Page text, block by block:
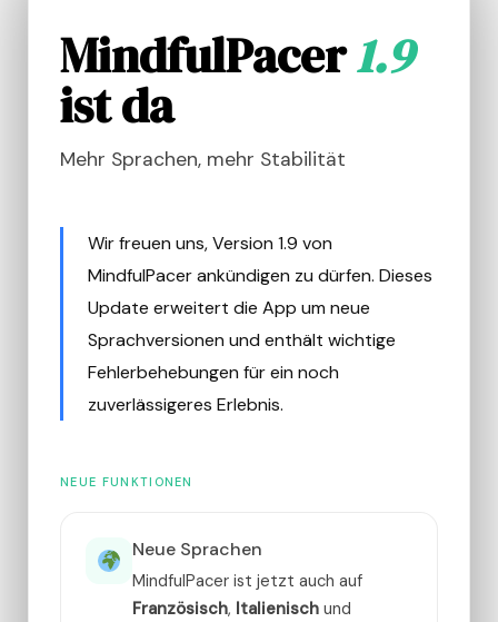
MindfulPacer1.9
ist da
Mehr Sprachen, mehr Stabilität
Wir freuen uns, Version 1.9 von
MindfulPacer ankündigen zu dürfen. Dieses
Update erweitert die App um neue
Sprachversionen und enthält wichtige
Fehlerbehebungen für ein noch
zuverlässigeres Erlebnis.
NEUE FUNKTIONEN
Neue Sprachen
MindfulPacer ist jetzt auch auf
Französisch, Italienisch und